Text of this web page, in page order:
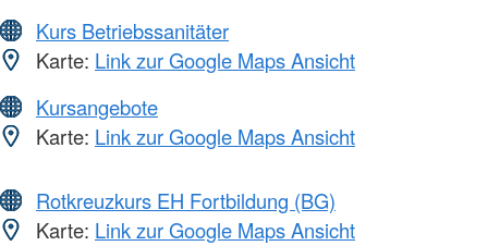
Kurs Betriebssanitäter
Karte: Link zur Google Maps Ansicht
Kursangebote
Karte: Link zur Google Maps Ansicht
Rotkreuzkurs EH Fortbildung (BG)
Karte: Link zur Google Maps Ansicht